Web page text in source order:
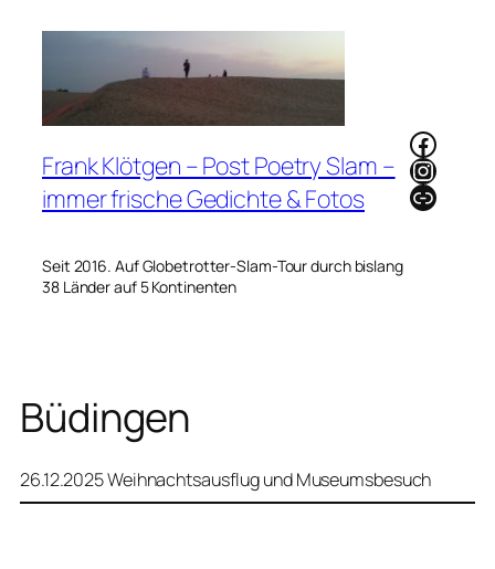
Frank Klötgen – Post Poetry Slam –
immer frische Gedichte & Fotos
Seit 2016. Auf Globetrotter-Slam-Tour durch bislang
38 Länder auf 5 Kontinenten
Link
Büdingen
26.12.2025 Weihnachtsausflug und Museumsbesuch